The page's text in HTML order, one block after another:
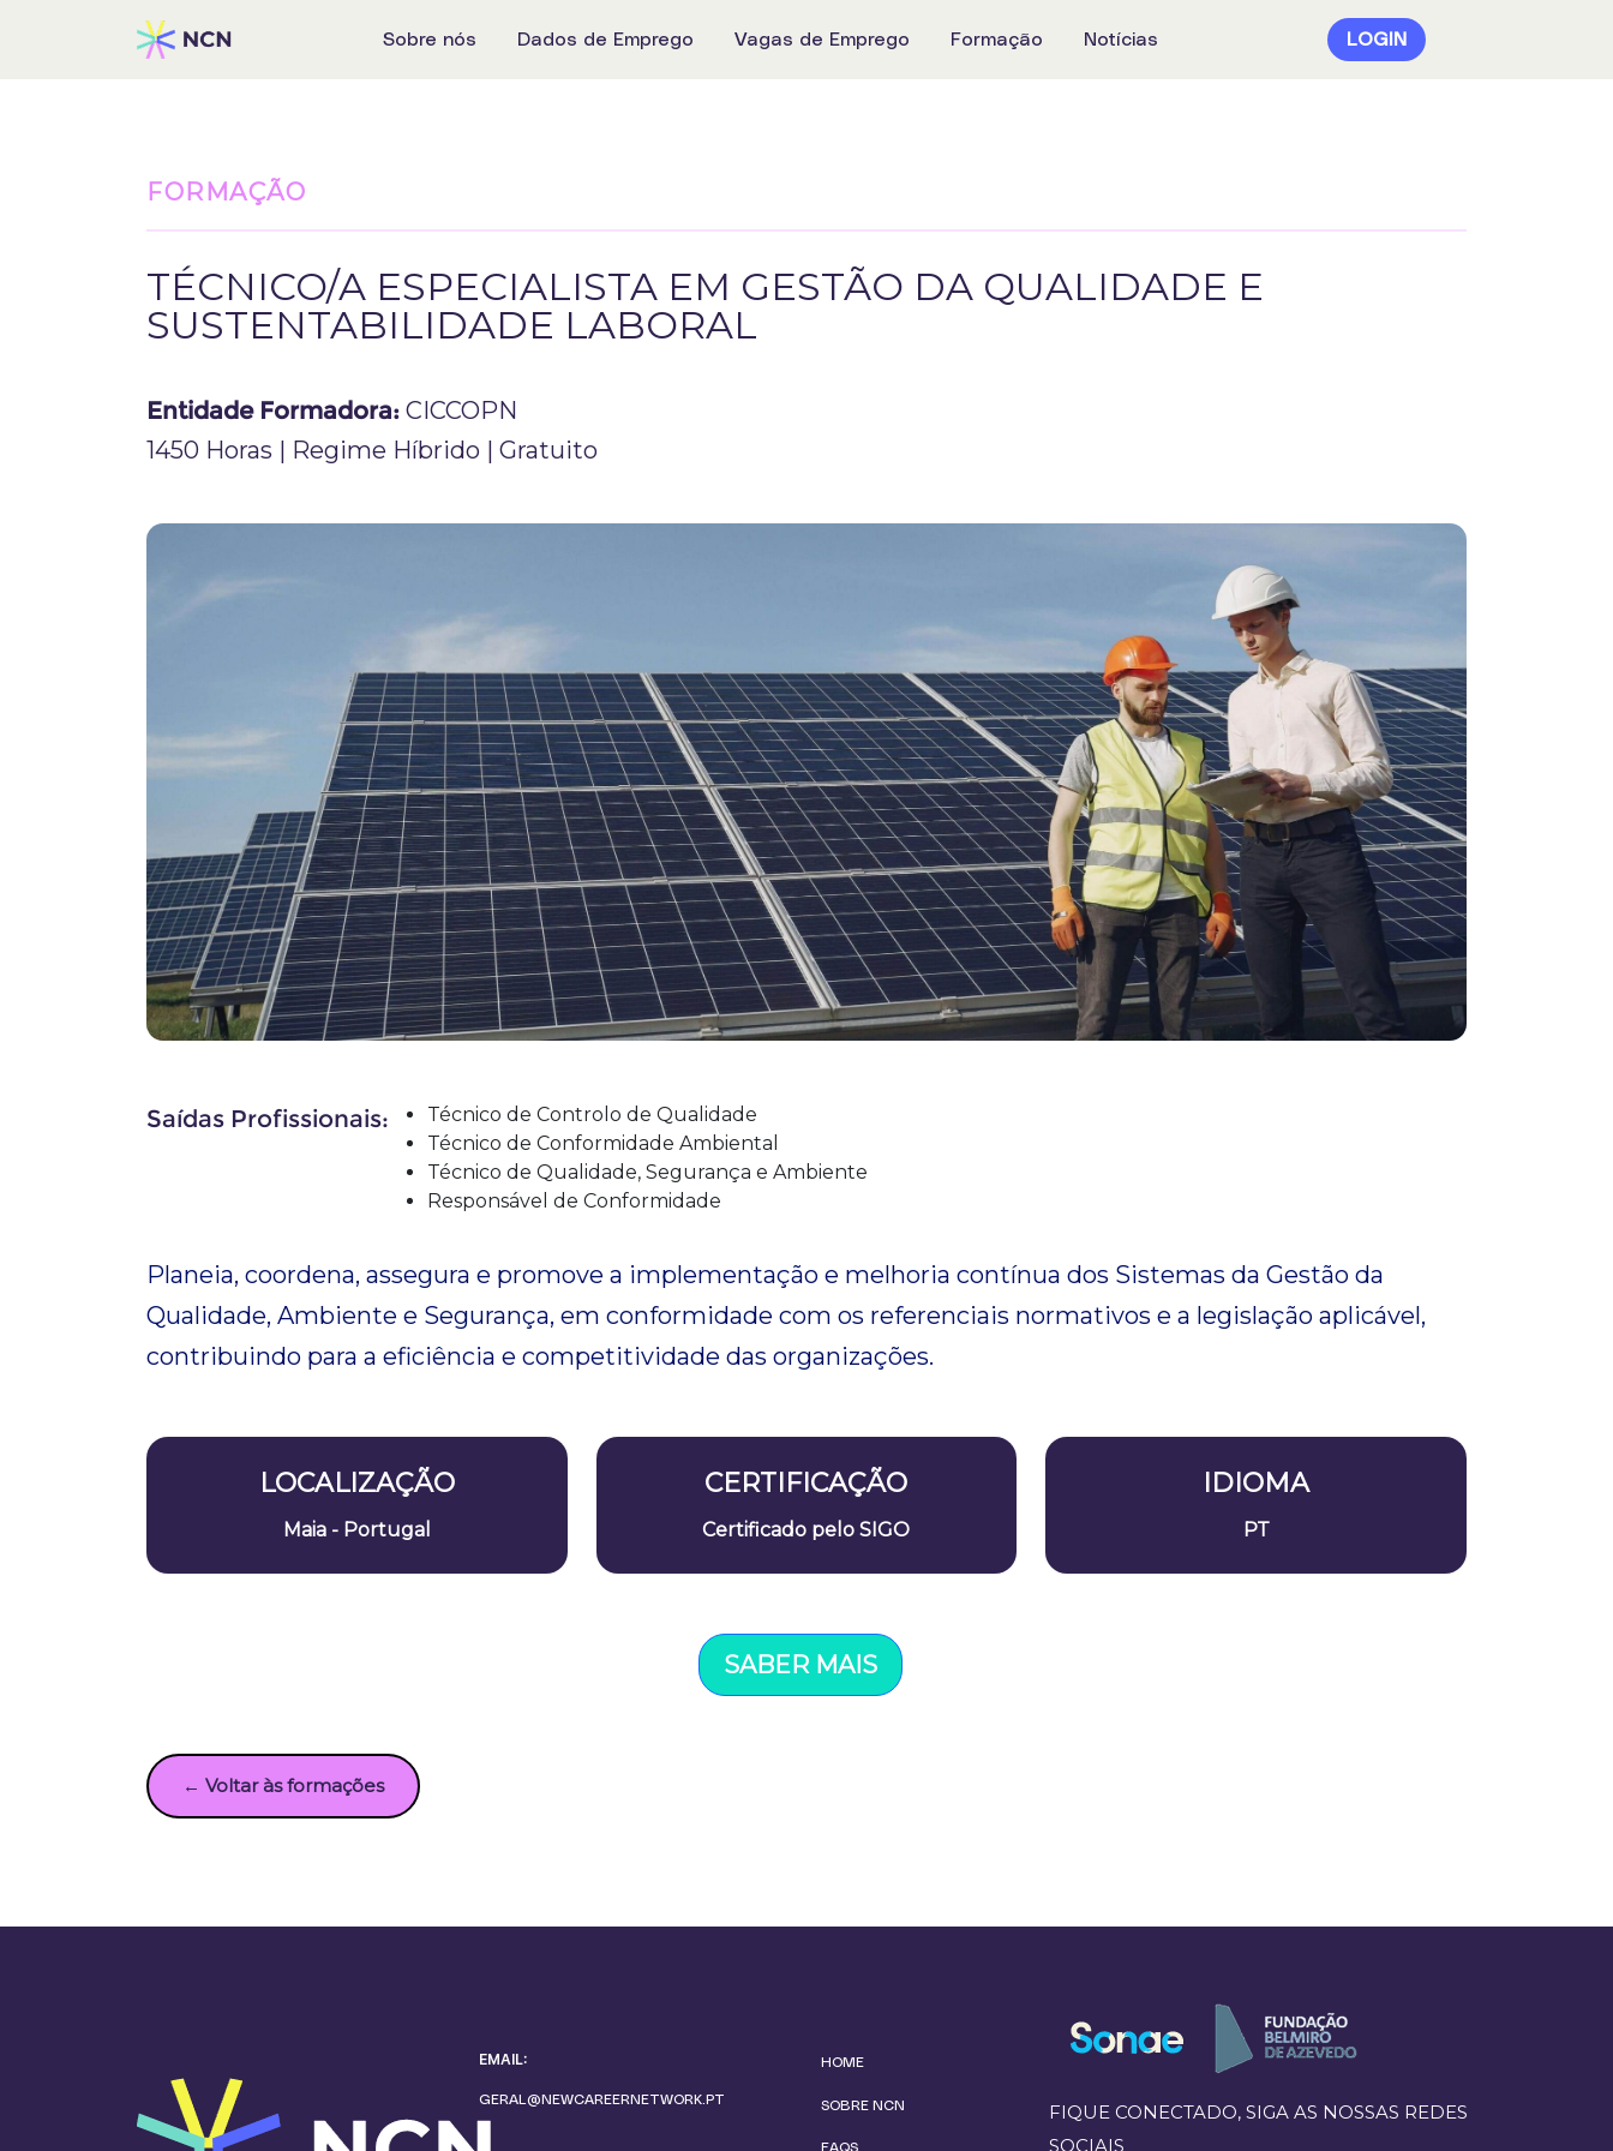
Sobre nós Dados de Emprego Vagas de Emprego Formação Notícias LOGIN
FORMAÇÃO
TÉCNICO/A ESPECIALISTA EM GESTÃO DA QUALIDADE E
SUSTENTABILIDADE LABORAL
Entidade Formadora: CICCOPN
1450 Horas | Regime Híbrido | Gratuito
Saídas Profissionais:
Técnico de Controlo de Qualidade
Técnico de Conformidade Ambiental
Técnico de Qualidade, Segurança e Ambiente
Responsável de Conformidade
Planeia, coordena, assegura e promove a implementação e melhoria contínua dos Sistemas da Gestão da
Qualidade, Ambiente e Segurança, em conformidade com os referenciais normativos e a legislação aplicável,
contribuindo para a eficiência e competitividade das organizações.
LOCALIZAÇÃO
Maia - Portugal
CERTIFICAÇÃO
Certificado pelo SIGO
IDIOMA
PT
SABER MAIS
← Voltar às formações
EMAIL:
GERAL@NEWCAREERNETWORK.PT
HOME
SOBRE NCN
FAQS
FIQUE CONECTADO, SIGA AS NOSSAS REDES
SOCIAIS